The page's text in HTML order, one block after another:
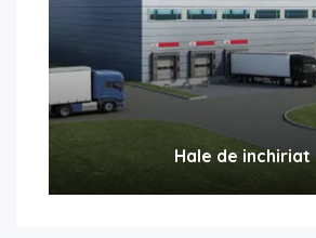
Hale de inchiriat